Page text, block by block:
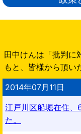
田中けんは「批判に
もと、皆様から頂い
2014年07月11日
江戸川区船堀在住、
た。